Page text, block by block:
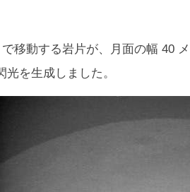
移動する岩片が、月面の幅 40
光を生成しました。